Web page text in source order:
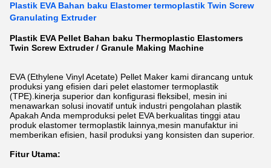
Plastik EVA Bahan baku Elastomer termoplastik Twin Screw
Granulating Extruder
Plastik EVA Pellet Bahan baku Thermoplastic Elastomers
Twin Screw Extruder / Granule Making Machine
EVA (Ethylene Vinyl Acetate) Pellet Maker kami dirancang untuk
produksi yang efisien dari pelet elastomer termoplastik
(TPE).kinerja superior dan konfigurasi fleksibel, mesin ini
menawarkan solusi inovatif untuk industri pengolahan plastik
Apakah Anda memproduksi pelet EVA berkualitas tinggi atau
produk elastomer termoplastik lainnya,mesin manufaktur ini
memberikan efisien, hasil produksi yang konsisten dan superior.
Fitur Utama: